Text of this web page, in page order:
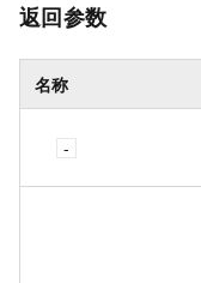
返回参数
名称